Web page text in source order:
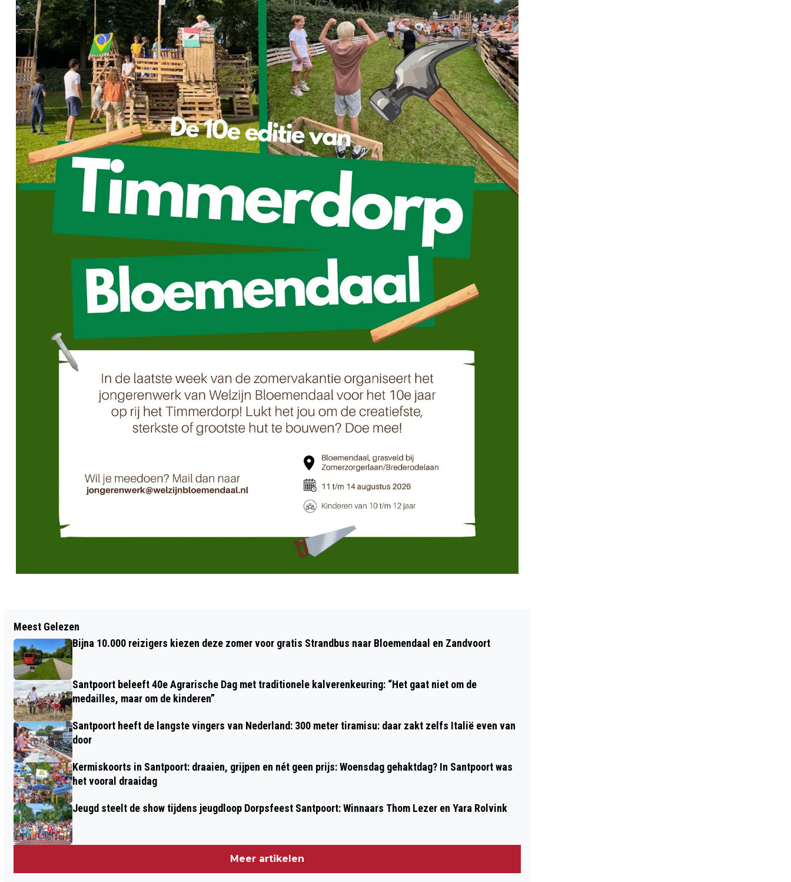
TWEE DAGEN GEEN TREINEN TUSSEN
HAARLEM EN ZANDVOORT DOOR
WERKZAAMHEDEN AAN HET SPOOR
DIE SAMEN HERDENKT EN DE VRIJHEID
Meest Gelezen
Bijna 10.000 reizigers kiezen deze zomer voor gratis Strandbus naar Bloemendaal en Zandvoort
Santpoort beleeft 40e Agrarische Dag met traditionele kalverenkeuring: “Het gaat niet om de
medailles, maar om de kinderen”
Santpoort heeft de langste vingers van Nederland: 300 meter tiramisu: daar zakt zelfs Italië even van
door
Kermiskoorts in Santpoort: draaien, grijpen en nét geen prijs: Woensdag gehaktdag? In Santpoort was
het vooral draaidag
Jeugd steelt de show tijdens jeugdloop Dorpsfeest Santpoort: Winnaars Thom Lezer en Yara Rolvink
Meer artikelen